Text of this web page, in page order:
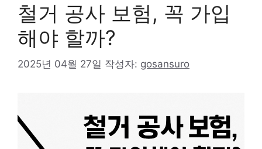
철거 공사 보험, 꼭 가입
해야 할까?
2025년 04월 27일 작성자: gosansuro